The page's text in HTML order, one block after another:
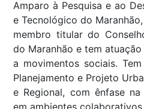
Amparo à Pesquisa e ao
e Tecnológico do Maranhão,
membro titular do
do Maranhão e tem
a movimentos sociais.
Planejamento e Projeto
e Regional, com ênfase
em ambientes colaborativos,